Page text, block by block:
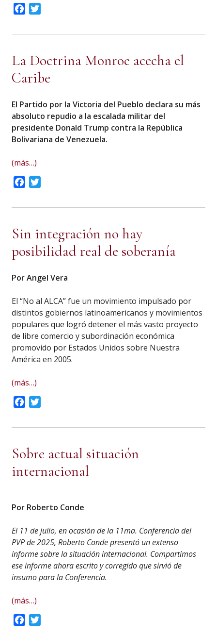
Facebook
La Doctrina Monroe acecha el
Caribe
El Partido por la Victoria del Pueblo declara su más
absoluto repudio a la escalada militar del
presidente Donald Trump contra la República
Bolivariana de Venezuela.
(más…)
Facebook
Sin integración no hay
posibilidad real de soberanía
Por Angel Vera
El “No al ALCA” fue un movimiento impulsado por
distintos gobiernos latinoamericanos y movimientos
populares que logró detener el más vasto proyecto
de libre comercio y subordinación económica
promovido por Estados Unidos sobre Nuestra
América en 2005.
(más…)
Facebook
Sobre actual situación
internacional
Por Roberto Conde
El 11 de julio, en ocasión de la 11ma. Conferencia del
PVP de 2025, Roberto Conde presentó un extenso
informe sobre la situación internacional. Compartimos
ese informe ahora escrito y corregido que sirvió de
insumo para la Conferencia.
(más…)
Facebook